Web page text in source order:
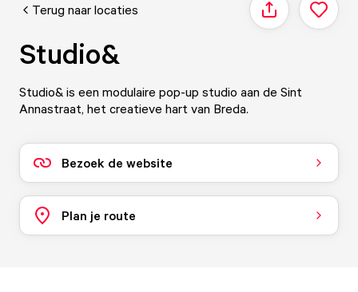
Terug naar locaties Delen
Studio&
Studio& is een modulaire pop-up studio aan de Sint
Annastraat, het creatieve hart van Breda.
Bezoek de website
Plan je route